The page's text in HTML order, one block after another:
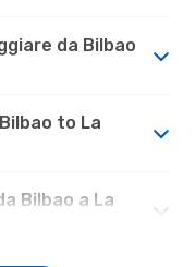
da Bilbao
to La
Bilbao a La